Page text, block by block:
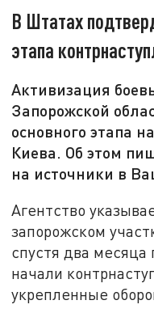
В Штатах
этапа
Активизация
Запорожской
основного этапа
Киева. Об этом
на источники в
Агентство
запорожском
спустя два месяца
начали
укрепленные